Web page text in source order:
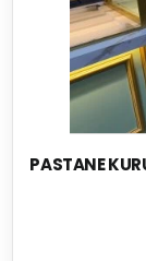
PASTANE